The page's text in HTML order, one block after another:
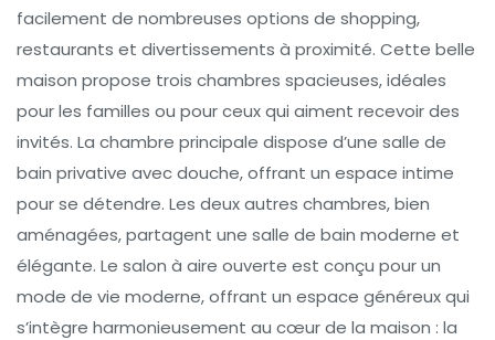
facilement de nombreuses options de shopping,
restaurants et divertissements à proximité. Cette belle
maison propose trois chambres spacieuses, idéales
pour les familles ou pour ceux qui aiment recevoir des
invités. La chambre principale dispose d’une salle de
bain privative avec douche, offrant un espace intime
pour se détendre. Les deux autres chambres, bien
aménagées, partagent une salle de bain moderne et
élégante. Le salon à aire ouverte est conçu pour un
mode de vie moderne, offrant un espace généreux qui
s’intègre harmonieusement au cœur de la maison : la